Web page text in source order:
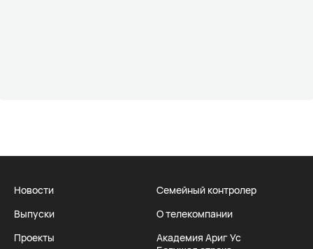
Новости
Выпуски
Проекты
Семейный контролер
О телекомпании
Академия Ариг Ус